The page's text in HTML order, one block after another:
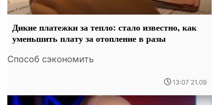
Дикие платежки за тепло: стало известно, как
уменьшить плату за отопление в разы
Способ сэкономить
13:07 21.09